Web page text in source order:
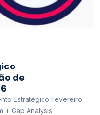
de
Estratégico Fevereiro
+ Gap Analysis